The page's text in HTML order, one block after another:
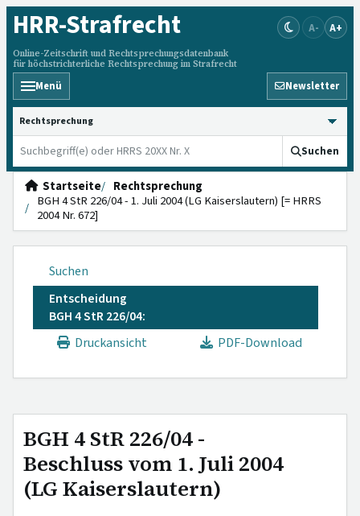
HRR-Strafrecht
Online-Zeitschrift und Rechtsprechungsdatenbank
für höchstrichterliche Rechtsprechung im Strafrecht
A- A+
Menü Newsletter
HRRS durchsuchen
Suchen
Startseite
Rechtsprechung
BGH 4 StR 226/04 - 1. Juli 2004 (LG Kaiserslautern) [= HRRS
2004 Nr. 672]
Suchen
Entscheidung
BGH 4 StR 226/04:
Druckansicht
PDF-Download
BGH 4 StR 226/04 -
Beschluss vom 1. Juli 2004
(LG Kaiserslautern)